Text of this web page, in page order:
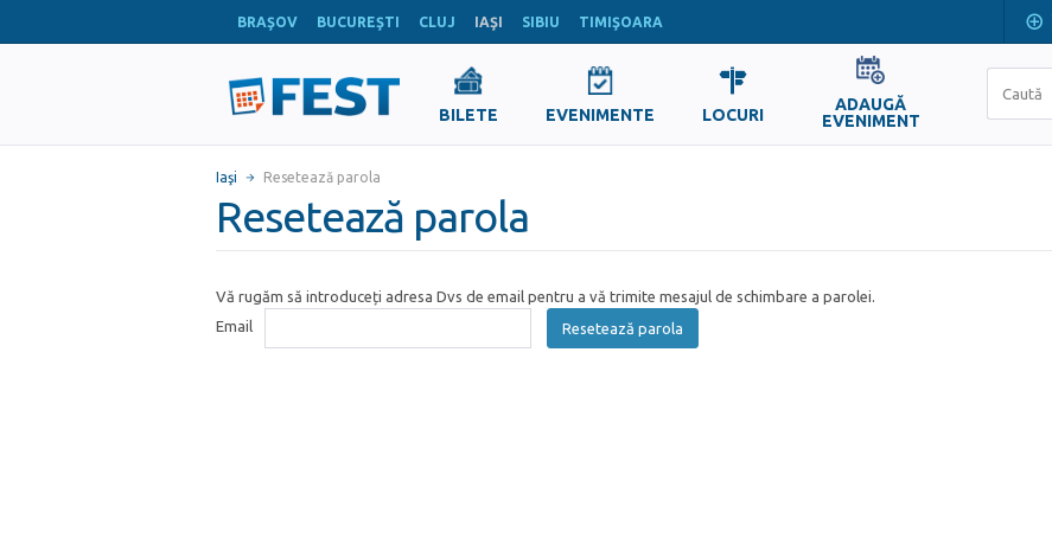
BRAŞOV BUCUREŞTI CLUJ IAŞI SIBIU TIMIŞOARA
BILETE EVENIMENTE LOCURI
ADAUGĂ
EVENIMENT
Iaşi Resetează parola
Resetează parola
Vă rugăm să introduceți adresa Dvs de email pentru a vă trimite mesajul de schimbare a parolei.
Email
Resetează parola